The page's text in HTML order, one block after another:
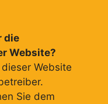
die
Website?
Website
Sie dem